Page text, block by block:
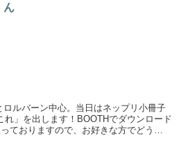
ん
ルバーン中心。当日はネップリ小冊子
れ」を出します！BOOTHでダウンロード
ておりますので、お好きな方でどう